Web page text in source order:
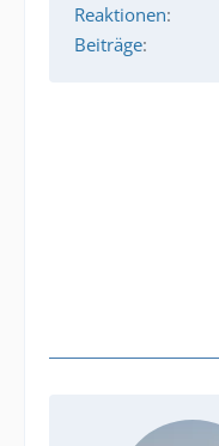
Reaktionen
Beiträge